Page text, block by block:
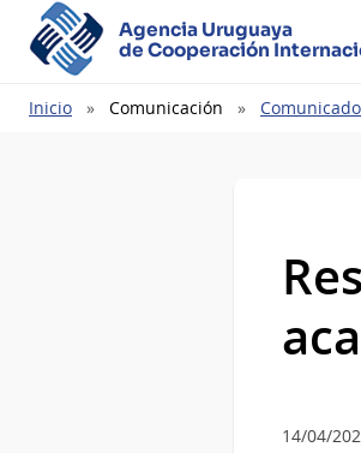
Agencia Uruguaya
de Cooperación
Ruta
Inicio Comunicación
14/04/